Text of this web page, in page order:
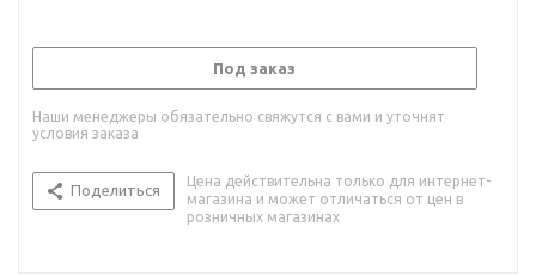
Под заказ
Наши менеджеры обязательно свяжутся с вами и уточнят
условия заказа
Поделиться
Цена действительна только для интернет-
магазина и может отличаться от цен в
розничных магазинах